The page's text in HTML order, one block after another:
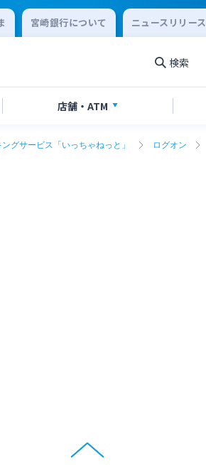
宮崎銀行について ニュースリリース
検索
店舗・ ATM
グサービス「いっちゃねっと」 ログオン